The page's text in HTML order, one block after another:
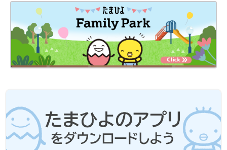
りません。病型も含めた正確な確定診断情報がないと、セカンド
オピニオンを受けた医師が、治療方針などについて意見を述べる
のは難しいです。セカンドオピニオンを求めるのは、寛解導入療
法後、担当医からその後の治療方針が示された後くらいのタイミ
ングがいいのではないかと思います。
築いてほしいと思います。
取材・文／東裕美、ひよこクラブ編集部
お話・監修／富澤大輔先生